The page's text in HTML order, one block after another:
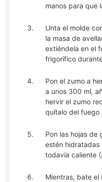
manos para que
Unta el molde
la masa de
extiéndela en el
frigorífico
Pon el zumo a
a unos 300 ml,
hervir el zumo
quítalo del fuego
Pon las hojas de
estén hidratadas
todavía caliente
Mientras, bate el